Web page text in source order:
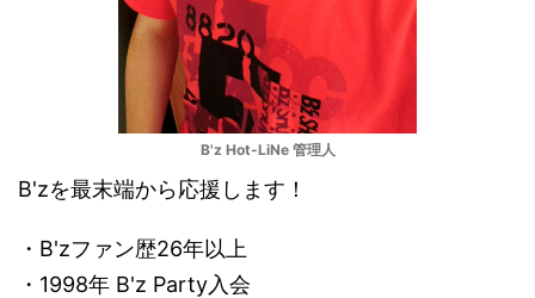
B'z Hot-LiNe 管理人
B'zを最末端から応援します！
・B'zファン歴26年以上
・1998年 B'z Party入会